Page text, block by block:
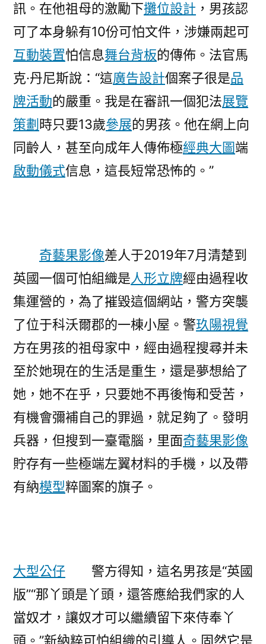
訊。在他祖母的激勵下攤位設計 ，男孩認
可了本身躲有10份可怕文件，涉嫌兩起可
互動裝置怕信息舞台背板的傳佈。法官馬
克·丹尼斯說：“這廣告設計個案子很是品
牌活動的嚴重。我是在審訊一個犯法展覽
策劃 時只要13歲參展的男孩。他在網上向
同齡人，甚至向成年人傳佈極經典大圖端
啟動儀式信息，這長短常恐怖的。”
奇藝果影像差人于2019年7月清楚到
英國一個可怕組織是人形立牌經由過程收
集運營的，為了摧毀這個網站，警方突襲
了位于科沃爾郡的一棟小屋。警玖陽視覺
方在男孩的祖母家中，經由過程搜尋并未
至於她現在的生活是重生，還是夢想給了
她，她不在乎，只要她不再後悔和受苦，
有機會彌補自己的罪過，就足夠了。發明
兵器，但搜到一臺電腦，里面奇藝果影像
貯存有一些極端左翼材料的手機，以及帶
有納模型粹圖案的旗子。
大型公仔 警方得知，這名男孩是“英國
版”“那丫頭是丫頭，還答應給我們家的人
當奴才，讓奴才可以繼續留下來侍奉丫
頭。”新納粹可怕組織的引導人。固然它是